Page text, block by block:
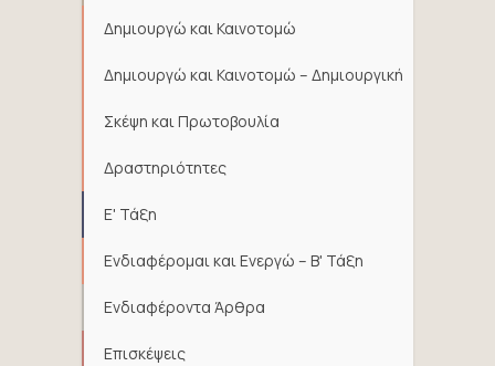
Δημιουργώ και Καινοτομώ
Δημιουργώ και Καινοτομώ – Δημιουργική
Σκέψη και Πρωτοβουλία
Δραστηριότητες
Ε' Τάξη
Ενδιαφέρομαι και Ενεργώ – Β' Τάξη
Ενδιαφέροντα Άρθρα
Επισκέψεις